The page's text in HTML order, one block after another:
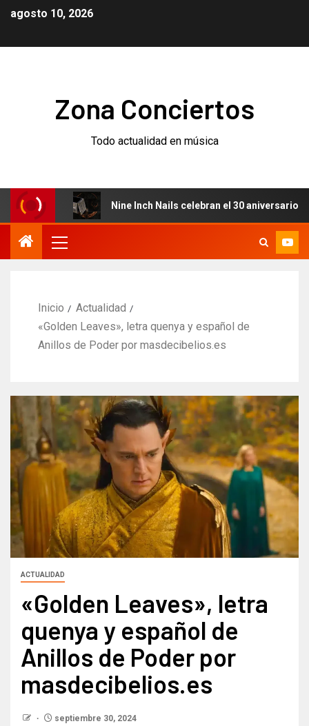
agosto 10, 2026
Zona Conciertos
Todo actualidad en música
Nine Inch Nails celebran el 30 aniversario de
Inicio
Actualidad
«Golden Leaves», letra quenya y español de
Anillos de Poder por masdecibelios.es
ACTUALIDAD
«Golden Leaves», letra
quenya y español de
Anillos de Poder por
masdecibelios.es
septiembre 30, 2024